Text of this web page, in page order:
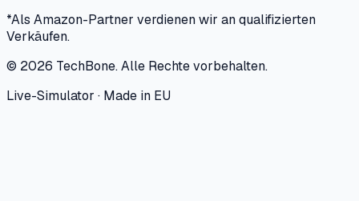
*Als Amazon-Partner verdienen wir an qualifizierten
Verkäufen.
© 2026 TechBone.Alle Rechte vorbehalten.
Live-Simulator · Made in EU